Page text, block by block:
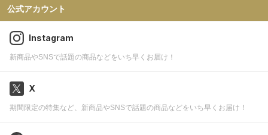
公式アカウント
Instagram
新商品やSNSで話題の商品などをいち早くお届け！
X
期間限定の特集など、新商品やSNSで話題の商品などをいち早くお届け！